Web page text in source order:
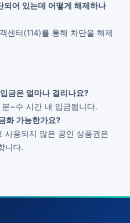
되어 있는데 어떻게 해제하나
센터(114)를 통해 차단을 해제
금은 얼마나 걸리나요?
~수 시간 내 입금됩니다.
화 가능한가요?
사용되지 않은 공인 상품권은
니다.